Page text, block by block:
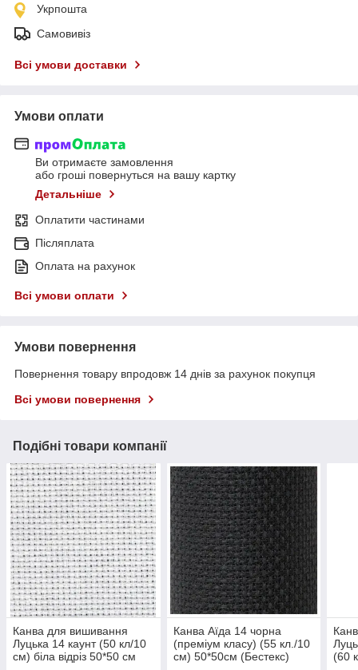
Укрпошта
Самовивіз
Всі умови доставки
Умови оплати
Ви отримаєте замовлення
або гроші повернуться на вашу картку
Детальніше
Оплатити частинами
Післяплата
Оплата на рахунок
Всі умови оплати
Умови повернення
Повернення товару впродовж 14 днів за рахунок покупця
Всі умови повернення
Подібні товари компанії
Канва для вишивання
Луцька 14 каунт (50 кл/10
см) біла відріз 50*50 см
Канва Аїда 14 чорна
(преміум класу) (55 кл./10
см) 50*50см (Бестекс)
(60